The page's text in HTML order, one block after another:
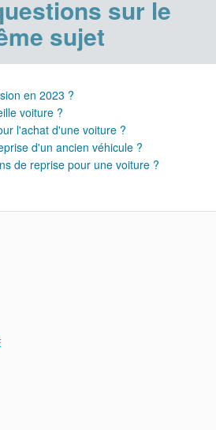
sur le
sujet
en 2023 ?
voiture ?
l'achat d'une voiture ?
d'un ancien véhicule ?
de reprise pour une voiture ?